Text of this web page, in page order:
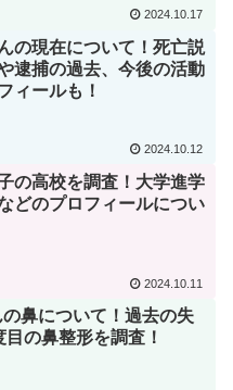
2024.10.17
の現在について！死亡説
逮捕の過去、今後の活動
ィールも！
2024.10.12
の高校を調査！大学進学
どのプロフィールについ
2024.10.11
鼻について！過去の失
目の鼻整形を調査！